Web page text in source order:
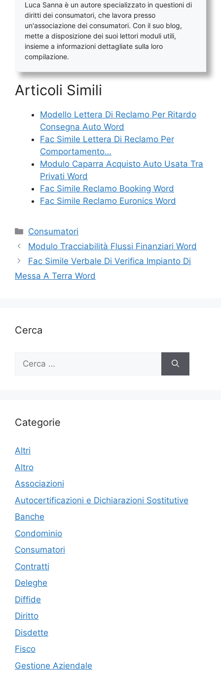
Luca Sanna è un autore specializzato in questioni di
diritti dei consumatori, che lavora presso
un'associazione dei consumatori. Con il suo blog,
mette a disposizione dei suoi lettori moduli utili,
insieme a informazioni dettagliate sulla loro
compilazione.
Articoli Simili
Modello Lettera Di Reclamo Per Ritardo
Consegna Auto Word
Fac Simile Lettera Di Reclamo Per
Comportamento…
Modulo Caparra Acquisto Auto Usata Tra
Privati Word
Fac Simile Reclamo Booking Word
Fac Simile Reclamo Euronics Word
Categorie
Consumatori
Modulo Tracciabilità Flussi Finanziari Word
Fac Simile Verbale Di Verifica Impianto Di
Messa A Terra Word
Cerca
Ricerca
Categorie
Altri
Altro
Associazioni
Autocertificazioni e Dichiarazioni Sostitutive
Banche
Condominio
Consumatori
Contratti
Deleghe
Diffide
Diritto
Disdette
Fisco
Gestione Aziendale